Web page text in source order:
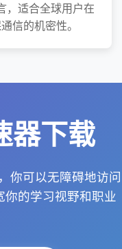
，适合全球用户在
信的机密性。
器下载
你可以无障碍地访问
的学习视野和职业